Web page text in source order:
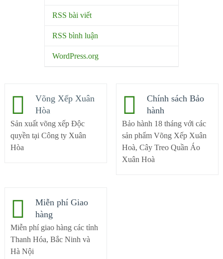
RSS bài viết
RSS bình luận
WordPress.org
Võng Xếp Xuân
Hòa
Sản xuất võng xếp Độc
quyền tại Công ty Xuân
Hòa
Chính sách Bảo
hành
Bảo hành 18 tháng với các
sản phẩm Võng Xếp Xuân
Hoà, Cây Treo Quần Áo
Xuân Hoà
Miễn phí Giao
hàng
Miễn phí giao hàng các tỉnh
Thanh Hóa, Bắc Ninh và
Hà Nội